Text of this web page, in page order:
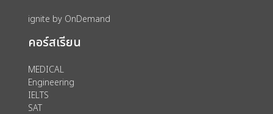
ignite by OnDemand
คอร์สเรียน
MEDICAL
Engineering
IELTS
SAT